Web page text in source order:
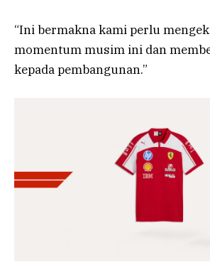
“Ini bermakna kami perlu
momentum musim ini dan
kepada pembangunan.”